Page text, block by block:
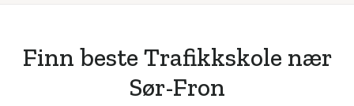
Finn beste Trafikkskole nær
Sør-Fron